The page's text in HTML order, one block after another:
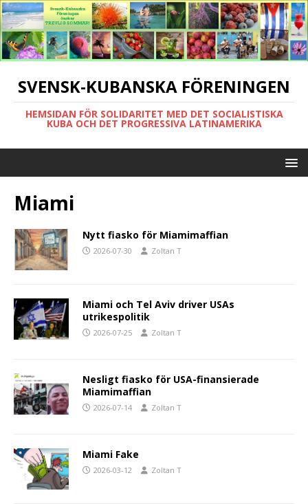
SVENSK-KUBANSKA FÖRENINGEN
HEMSIDAN FÖR SOLIDARITET MED DET SOCIALISTISKA
KUBA OCH DET PROGRESSIVA LATINAMERIKA
Miami
Nytt fiasko för Miamimaffian
2026-07-30 Zoltan T
Miami och Tel Aviv driver USAs
utrikespolitik
2026-07-25 Zoltan T
Nesligt fiasko för USA-finansierade
Miamimaffian
2026-07-14 Zoltan T
Miami Fake
2026-03-12 Zoltan T